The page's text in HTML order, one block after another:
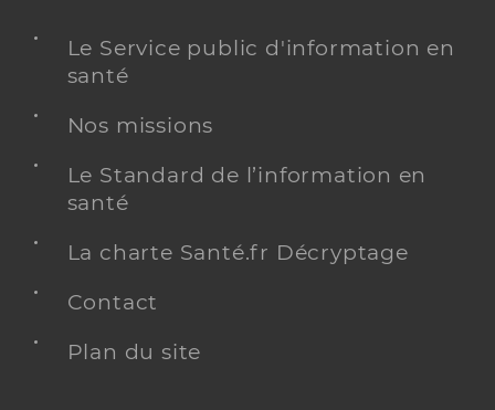
Le Service public d'information en
santé
Nos missions
Le Standard de l’information en
santé
La charte Santé.fr Décryptage
Contact
Plan du site